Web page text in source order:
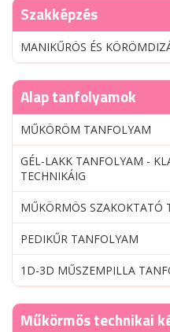
Szakképzés
MANIKŰRÖS ÉS
Alap tanfolyamok
MŰKÖRÖM TANFOLYAM
GÉL-LAKK TANFOLYAM -
TECHNIKÁIG
MŰKÖRMÖS SZAKOKTATÓ
PEDIKŰR TANFOLYAM
1D-3D MŰSZEMPILLA
Műkörmös technikai